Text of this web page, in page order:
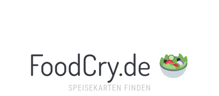
FoodCry.de
SPEISEKARTEN FINDEN